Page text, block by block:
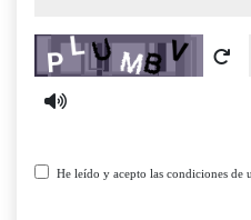
Captcha
He leído y acepto las condiciones de